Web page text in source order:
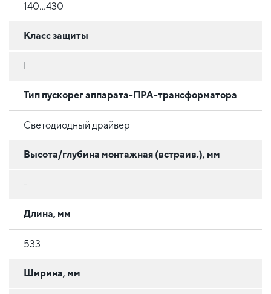
140...430
Класс защиты
Тип пускорег аппарата-ПРА-трансформатора
Светодиодный драйвер
Высота/глубина монтажная (встраив.), мм
-
Длина, мм
533
Ширина, мм